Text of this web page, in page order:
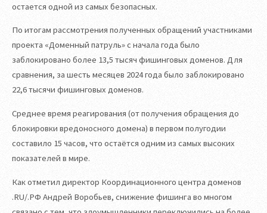
остается одной из самых безопасных.
По итогам рассмотрения полученных обращений участниками
проекта «Доменный патруль» с начала года было
заблокировано более 13,5 тысяч фишинговых доменов. Для
сравнения, за шесть месяцев 2024 года было заблокировано
22,6 тысячи фишинговых доменов.
Среднее время реагирования (от получения обращения до
блокировки вредоносного домена) в первом полугодии
составило 15 часов, что остаётся одним из самых высоких
показателей в мире.
Как отметил директор Координационного центра доменов
.RU/.РФ Андрей Воробьев, снижение фишинга во многом